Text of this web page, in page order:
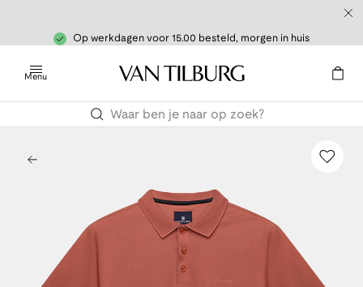
Op werkdagen voor 15.00 besteld, morgen in huis
Menu